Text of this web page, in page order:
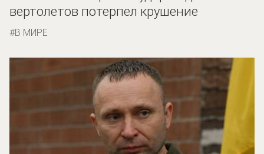
вертолетов потерпел крушение
В МИРЕ